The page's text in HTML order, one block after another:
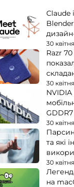
Claude
30
Razr
30
GDDR7
30
та які
30
на